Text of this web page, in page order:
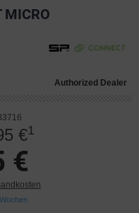
MICRO
Authorized Dealer
€1
€